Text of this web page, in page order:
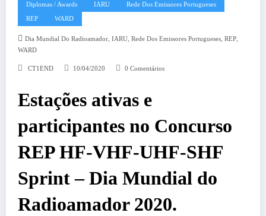
Diplomas / Awards IARU Rede Dos Emissores Portugueses
REP WARD
Dia Mundial Do Radioamador, IARU, Rede Dos Emissores Portugueses, REP,
WARD
CT1END 10/04/2020 0 Comentários
Estações ativas e
participantes no Concurso
REP HF-VHF-UHF-SHF
Sprint – Dia Mundial do
Radioamador 2020.